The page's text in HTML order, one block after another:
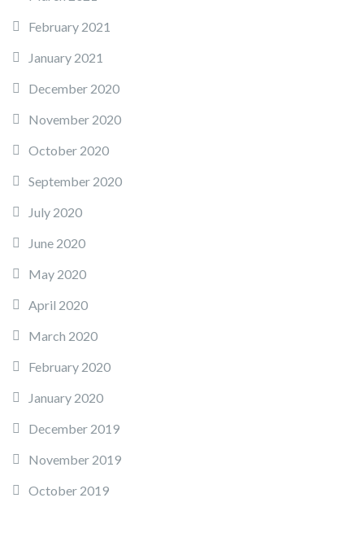
February 2021
January 2021
December 2020
November 2020
October 2020
September 2020
July 2020
June 2020
May 2020
April 2020
March 2020
February 2020
January 2020
December 2019
November 2019
October 2019